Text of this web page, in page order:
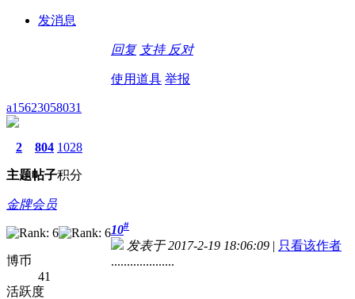
发消息
回复 支持 反对
使用道具 举报
a15623058031
2
主题
804
帖子
1028
积分
金牌会员
博币
41
活跃度
10#
发表于 2017-2-19 18:06:09 | 只看该作者
....................